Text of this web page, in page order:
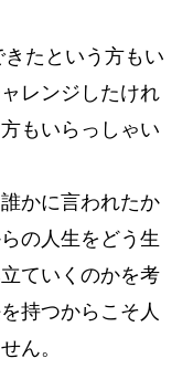
たという方もい
レンジしたけれ
もいらっしゃい
かに言われたか
の人生をどう生
ていくのかを考
持つからこそ人
ん。
reserved.